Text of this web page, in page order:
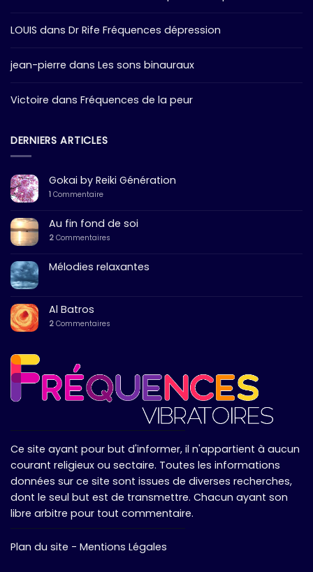
LOUIS dans Dr Rife Fréquences dépression
jean-pierre dans Les sons binauraux
Victoire dans Fréquences de la peur
DERNIERS ARTICLES
Gokai by Reiki Génération
1 Commentaire
Au fin fond de soi
2 Commentaires
Mélodies relaxantes
Al Batros
2 Commentaires
Ce site ayant pour but d'informer, il n'appartient à aucun
courant religieux ou sectaire. Toutes les informations
données sur ce site sont issues de diverses recherches,
dont le seul but est de transmettre. Chacun ayant son
libre arbitre pour tout commentaire.
Plan du site - Mentions Légales